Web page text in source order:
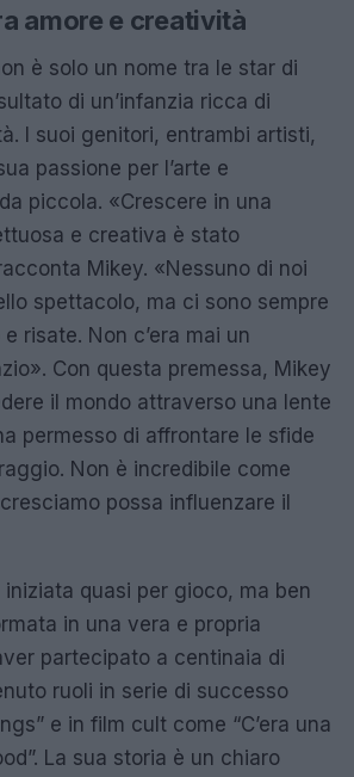
amore e creatività
è solo un nome tra le star di
di un’infanzia ricca di
I suoi genitori, entrambi artisti,
passione per l’arte e
piccola. «Crescere in una
e creativa è stato
Mikey. «Nessuno di noi
spettacolo, ma ci sono sempre
risate. Non c’era mai un
Con questa premessa, Mikey
il mondo attraverso una lente
permesso di affrontare le sfide
Non è incredibile come
possa influenzare il
quasi per gioco, ma ben
in una vera e propria
partecipato a centinaia di
ruoli in serie di successo
e in film cult come “C’era una
La sua storia è un chiaro